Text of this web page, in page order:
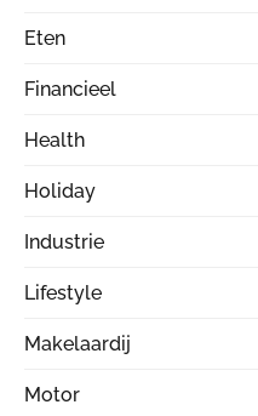
Eten
Financieel
Health
Holiday
Industrie
Lifestyle
Makelaardij
Motor